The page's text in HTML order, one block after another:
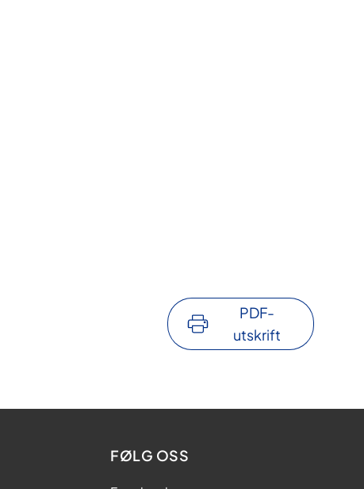
PDF-
utskrift
FØLG OSS